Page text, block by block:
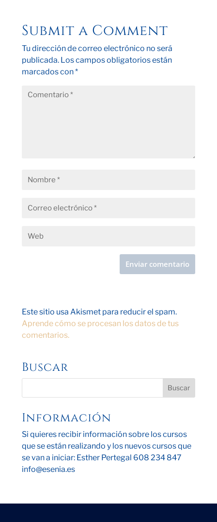
Submit a Comment
Tu dirección de correo electrónico no será
publicada. Los campos obligatorios están
marcados con*
Este sitio usa Akismet para reducir el spam.
Aprende cómo se procesan los datos de tus
comentarios.
Buscar
Información
Si quieres recibir información sobre los cursos
que se están realizando y los nuevos cursos que
se van a iniciar: Esther Pertegal 608 234 847
info@esenia.es